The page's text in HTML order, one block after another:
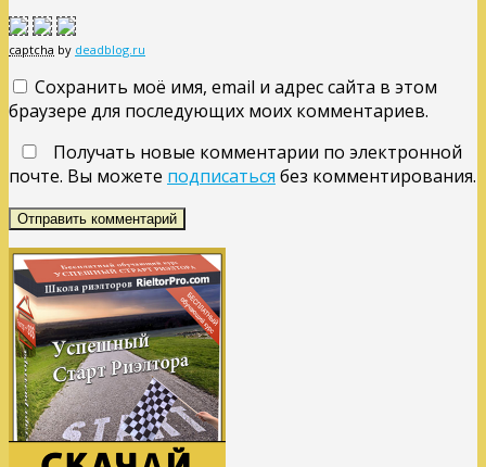
captcha by deadblog.ru
Сохранить моё имя, email и адрес сайта в этом
браузере для последующих моих комментариев.
Получать новые комментарии по электронной
почте. Вы можете подписаться без комментирования.